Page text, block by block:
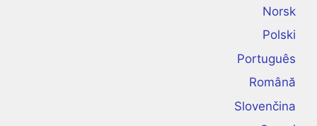
Norsk
Polski
Português
Română
Slovenčina